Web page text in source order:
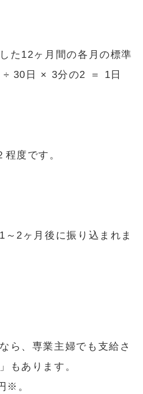
た12ヶ月間の各月の標準
30日 × 3分の2 ＝ 1日
度です。
2ヶ月後に振り込まれま
ら、専業主婦でも支給さ
もあります。
※。